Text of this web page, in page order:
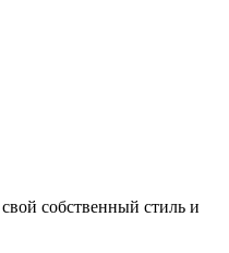
собственный стиль и